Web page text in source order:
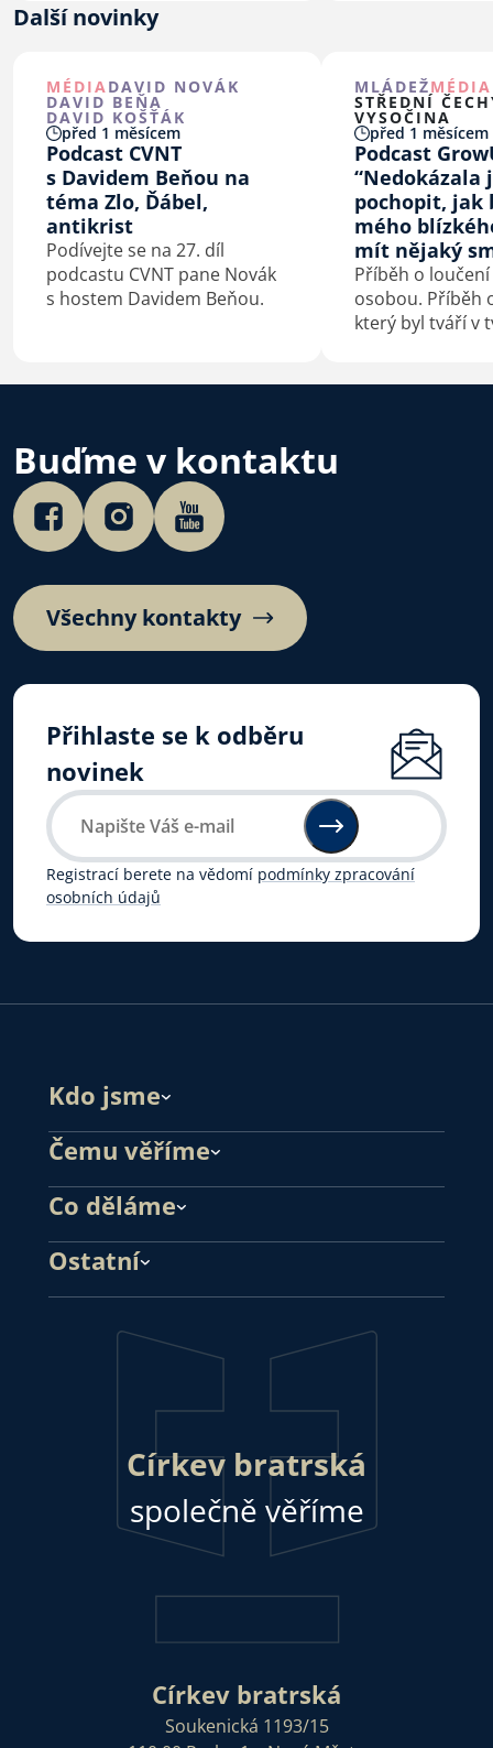
Další novinky
MÉDIADAVID NOVÁK
DAVID BEŇA
DAVID KOŠŤÁK
před 1 měsícem
Podcast CVNT
s Davidem Beňou na
téma Zlo, Ďábel,
antikrist
Podívejte se na 27. díl
podcastu CVNT pane Novák
s hostem Davidem Beňou.
MLÁDEŽMÉDIA
STŘEDNÍ
VYSOČINA
před 1 měsícem
Podcast
“Nedokázala
pochopit, jak
mého
mít nějaký
Příběh o
osobou. Příběh
který byl tváří v
Buďme v kontaktu
Všechny kontakty
Přihlaste se k odběru
novinek
Registrací berete na vědomí podmínky zpracování
osobních údajů
Kdo jsme
Čemu věříme
Co děláme
Ostatní
Církev bratrská
společně věříme
Církev bratrská
Soukenická 1193/15